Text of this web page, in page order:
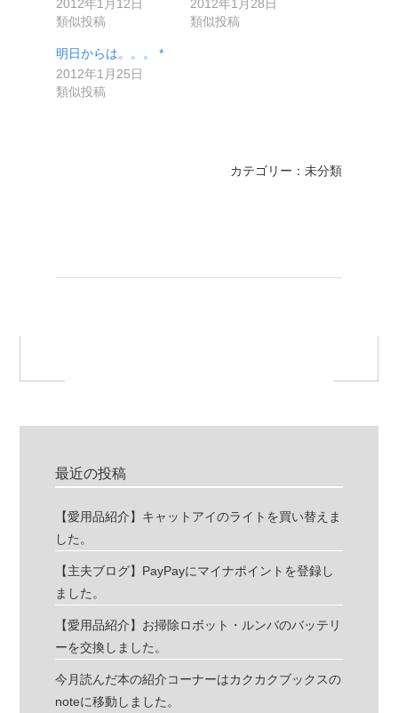
2012年1月12日
類似投稿
2012年1月28日
類似投稿
明日からは。。。 *
2012年1月25日
類似投稿
カテゴリー：未分類
最近の投稿
【愛用品紹介】キャットアイのライトを買い替えま
した。
【主夫ブログ】PayPayにマイナポイントを登録し
ました。
【愛用品紹介】お掃除ロボット・ルンバのバッテリ
ーを交換しました。
今月読んだ本の紹介コーナーはカクカクブックスの
noteに移動しました。